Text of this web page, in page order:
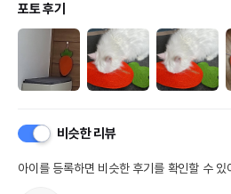
포토 후기
비슷한 리뷰
아이를 등록하면 비슷한 후기를 확인할 수 있